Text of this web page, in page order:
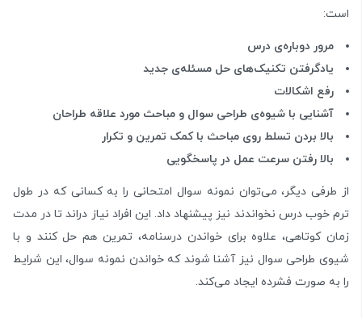
است:
مرور دوباره‌ی درس
یادگرفتن تکنیک‌های حل مسئله‌ی جدید
رفع اشکالات
آشنایی با شیوه‌ی طراحی سوال و مباحث مورد علاقه طراحان
بالا بردن تسلط روی مباحث با کمک تمرین و تکرار
بالا رفتن سرعت عمل در پاسخگویی
از طرفی دیگر، می‌توان نمونه سوال امتحانی را به کسانی که در طول
ترم خوب درس نخواندند نیز پیشنهاد داد. این افراد نیاز دراند تا در مدت
زمان کوتاهی، علاوه برای خواندن درسنامه، تمرین هم حل کنند و با
شیو‌ی طراحی سوال نیز آشنا شوند که خواندن نمونه سوال، این شرایط
را به صورت فشرده ایجاد می‌کند.